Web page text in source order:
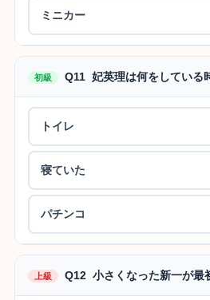
ミニカー
初級 Q11 妃英理は何をしている
トイレ
寝ていた
パチンコ
上級 Q12 小さくなった新一が最